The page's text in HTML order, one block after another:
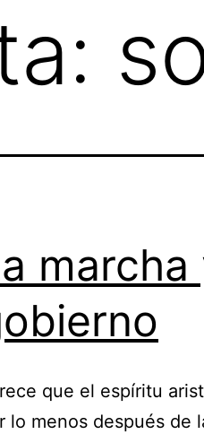
que el espíritu
lo menos después de